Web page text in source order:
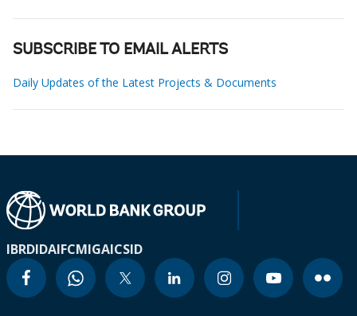
SUBSCRIBE TO EMAIL ALERTS
Daily Updates of the Latest Projects & Documents
IBRDIDAIFCMIGAICSID